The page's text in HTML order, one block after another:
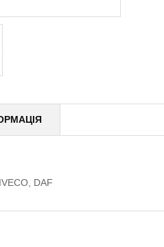
DAF